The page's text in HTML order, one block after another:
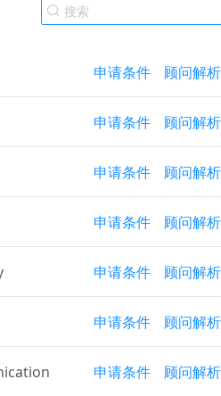
申请条件 顾问解析
申请条件 顾问解析
申请条件 顾问解析
申请条件 顾问解析
申请条件 顾问解析
申请条件 顾问解析
申请条件 顾问解析